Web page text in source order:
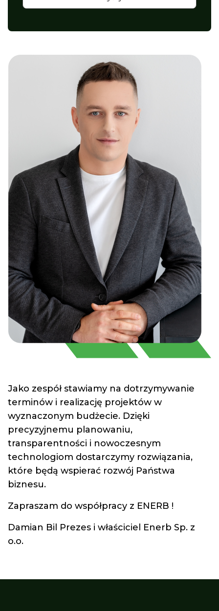
Jako zespół stawiamy na dotrzymywanie
terminów i realizację projektów w
wyznaczonym budżecie. Dzięki
precyzyjnemu planowaniu,
transparentności i nowoczesnym
technologiom dostarczymy rozwiązania,
które będą wspierać rozwój Państwa
biznesu.
Zapraszam do współpracy z ENERB !
Damian Bil Prezes i właściciel Enerb Sp. z
o.o.